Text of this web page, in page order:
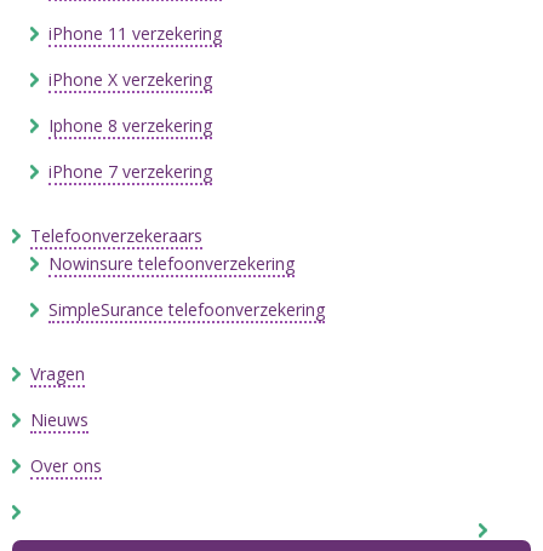
iPhone 11 verzekering
iPhone X verzekering
Iphone 8 verzekering
iPhone 7 verzekering
Telefoonverzekeraars
Nowinsure telefoonverzekering
SimpleSurance telefoonverzekering
Vragen
Nieuws
Over ons